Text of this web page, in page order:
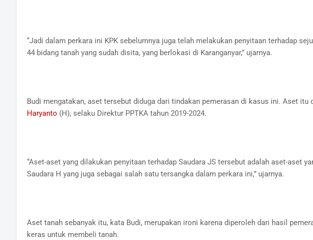
“Jadi dalam perkara ini KPK sebelumnya juga telah melakukan penyitaan terhadap
44 bidang tanah yang sudah disita, yang berlokasi di Karanganyar,” ujarnya.
Budi mengatakan, aset tersebut diduga dari tindakan pemerasan di kasus ini. Aset
Haryanto (H), selaku Direktur PPTKA tahun 2019-2024.
“Aset-aset yang dilakukan penyitaan terhadap Saudara JS tersebut adalah aset-aset
Saudara H yang juga sebagai salah satu tersangka dalam perkara ini,” ujarnya.
Aset tanah sebanyak itu, kata Budi, merupakan ironi karena diperoleh dari hasil
keras untuk membeli tanah.